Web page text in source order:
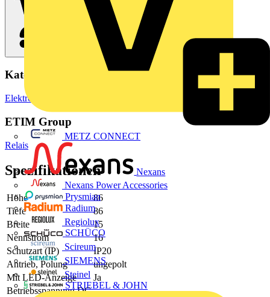
METZ CONNECT
Nexans
Nexans Power Accessories
Prysmian
Radium
Regiolux
SCHÜCO
Scireum
SIEMENS
Steinel
STRIEBEL & JOHN
Kategorien
Elektronische Bauteile
ETIM Group
Relais
Spezifikationen
Höhe
86
Tiefe
86
Breite
15
Nennstrom
16
Schutzart (IP)
IP20
Antrieb, Polung
ungepolt
Mit LED-Anzeige
Ja
Betriebsspannung DC